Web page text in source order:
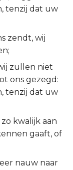
tenzij dat uw
zendt, wij
zullen niet
ons gezegd:
tenzij dat uw
kwalijk aan
gaaft, of
nauw naar